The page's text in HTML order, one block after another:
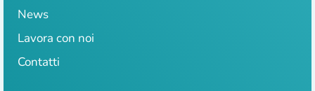
News
Lavora con noi
Contatti